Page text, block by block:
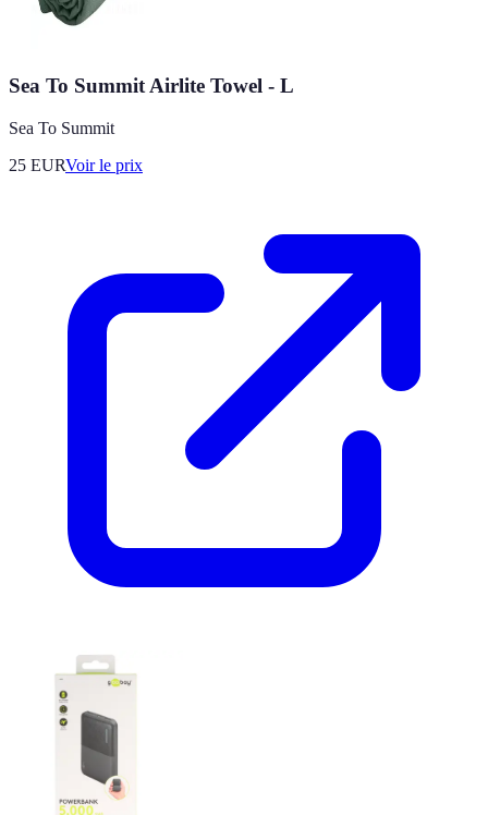
Sea To Summit Airlite Towel - L
Sea To Summit
25 EURVoir le prix